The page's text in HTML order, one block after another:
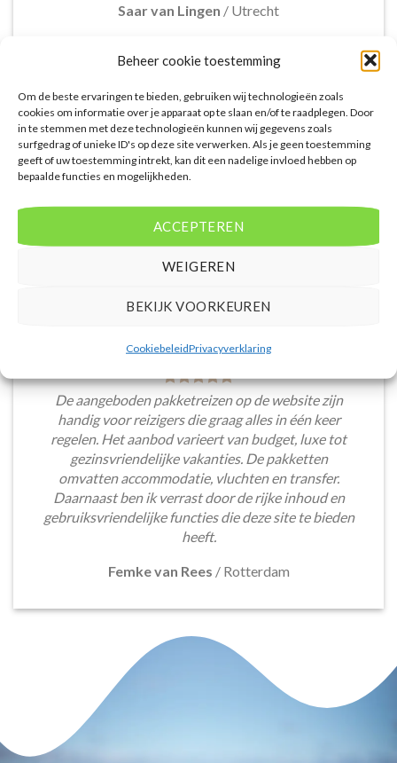
Beheer cookie toestemming
Om de beste ervaringen te bieden, gebruiken wij technologieën zoals
cookies om informatie over je apparaat op te slaan en/of te raadplegen. Door
in te stemmen met deze technologieën kunnen wij gegevens zoals
surfgedrag of unieke ID's op deze site verwerken. Als je geen toestemming
geeft of uw toestemming intrekt, kan dit een nadelige invloed hebben op
bepaalde functies en mogelijkheden.
ACCEPTEREN
WEIGEREN
BEKIJK VOORKEUREN
CookiebeleidPrivacyverklaring
Saar van Lingen / Utrecht
Het aanbod van accommodaties op vakantieall-
inclusive.nl is erg goed. Van luxe resorts tot
budgetvriendelijke hotels, de site biedt een breed
aansluiten bij mijn voorkeuren en budget.
Stijn Wouters/Den Bosch
De aangeboden pakketreizen op de website zijn
handig voor reizigers die graag alles in één keer
regelen. Het aanbod varieert van budget, luxe tot
gezinsvriendelijke vakanties. De pakketten
omvatten accommodatie, vluchten en transfer.
Daarnaast ben ik verrast door de rijke inhoud en
gebruiksvriendelijke functies die deze site te bieden
heeft.
Femke van Rees / Rotterdam